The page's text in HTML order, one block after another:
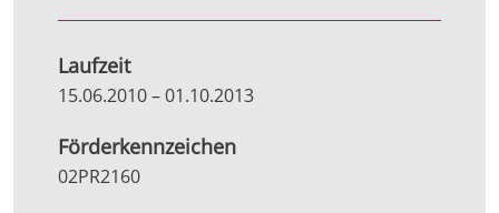
Laufzeit
15.06.2010–01.10.2013
Förderkennzeichen
02PR2160